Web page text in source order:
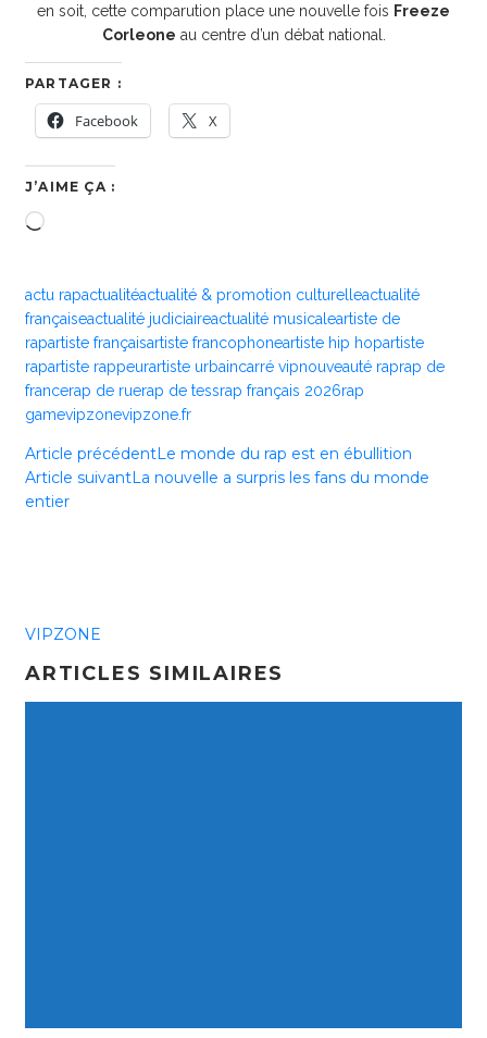
en soit, cette comparution place une nouvelle fois Freeze
Corleone au centre d’un débat national.
PARTAGER :
Facebook X
J’AIME ÇA :
Chargement…
actu rapactualitéactualité & promotion culturelleactualité
françaiseactualité judiciaireactualité musicaleartiste de
rapartiste françaisartiste francophoneartiste hip hopartiste
rapartiste rappeurartiste urbaincarré vipnouveauté raprap de
francerap de ruerap de tessrap français 2026rap
gamevipzonevipzone.fr
Article précédentLe monde du rap est en ébullition
Article suivantLa nouvelle a surpris les fans du monde
entier
VIPZONE
ARTICLES SIMILAIRES